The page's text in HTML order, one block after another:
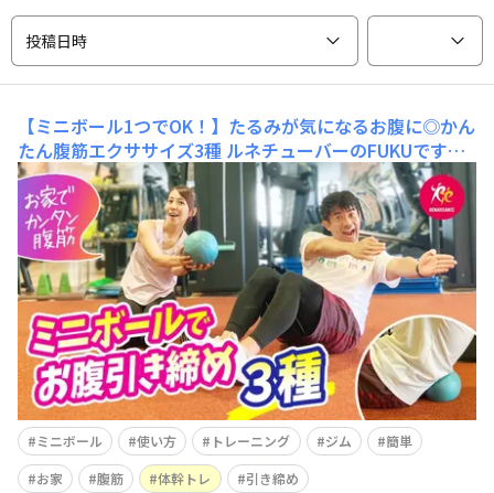
投稿日時
【ミニボール1つでOK！】たるみが気になるお腹に◎かん
たん腹筋エクササイズ3種 ルネチューバーのFUKUです！
ルネサンス公式YouTube「ルネサンスチャンネル」
を更新しました(^^)/ 今回は 【ミニボール1つで
OK！】たるみが気になるお腹に◎かんたん腹筋エクササ
イズ3種 という内容です(^^)
ミニボール 使い方 トレーニング ジム
簡単
お家
腹筋 体幹トレ
引き締め